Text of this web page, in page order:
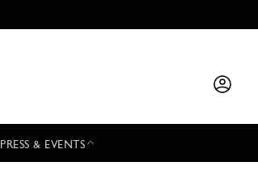
PRESS & EVENTS